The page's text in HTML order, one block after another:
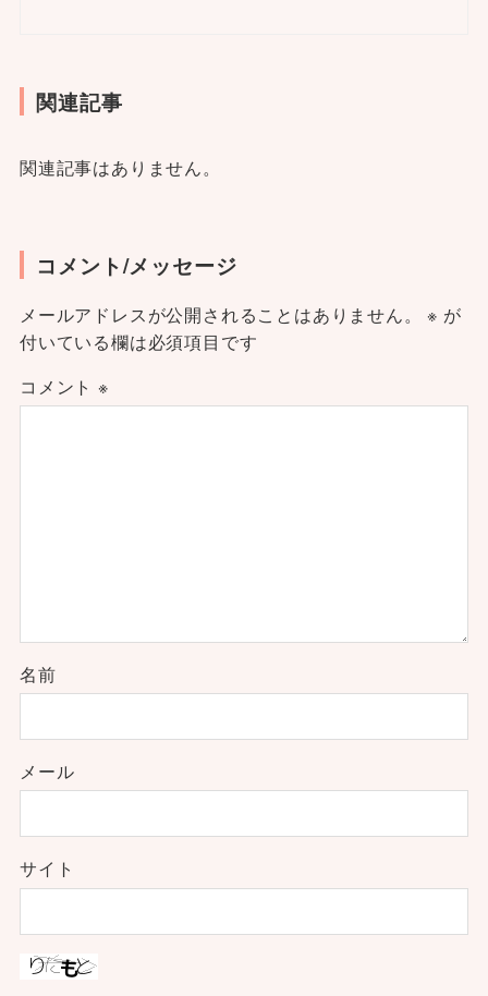
関連記事
関連記事はありません。
コメント/メッセージ
メールアドレスが公開されることはありません。 ※ が
付いている欄は必須項目です
コメント ※
名前
メール
サイト